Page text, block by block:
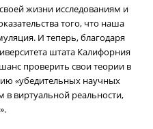
жизни исследованиям и
того, что наша
И теперь, благодаря
штата Калифорния
проверить свои теории в
«убедительных научных
в виртуальной реальности,